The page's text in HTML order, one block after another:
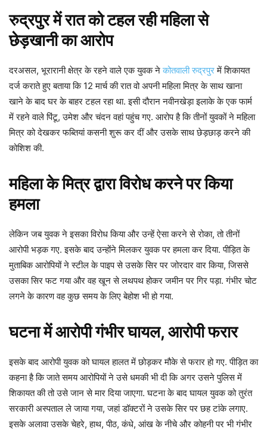
रुद्रपुर में रात को टहल रही महिला से
छेड़खानी का आरोप
दरअसल, भूरारानी क्षेत्र के रहने वाले एक युवक नेकोतवाली रुद्रपुरमें शिकायत
दर्ज कराते हुए बताया कि 12 मार्च की रात वो अपनी महिला मित्र के साथ खाना
खाने के बाद घर के बाहर टहल रहा था. इसी दौरान नवीनखेड़ा इलाके के एक फार्म
में रहने वाले पिंटू, उमेश और चंदन वहां पहुंच गए. आरोप है कि तीनों युवकों ने महिला
मित्र को देखकर फब्तियां कसनी शुरू कर दीं और उसके साथ छेड़छाड़ करने की
कोशिश की.
महिला के मित्र द्वारा विरोध करने पर किया
हमला
लेकिन जब युवक ने इसका विरोध किया और उन्हें ऐसा करने से रोका, तो तीनों
आरोपी भड़क गए. इसके बाद उन्होंने मिलकर युवक पर हमला कर दिया. पीड़ित के
मुताबिक आरोपियों ने स्टील के पाइप से उसके सिर पर जोरदार वार किया, जिससे
उसका सिर फट गया और वह खून से लथपथ होकर जमीन पर गिर पड़ा. गंभीर चोट
लगने के कारण वह कुछ समय के लिए बेहोश भी हो गया.
घटना में आरोपी गंभीर घायल, आरोपी फरार
इसके बाद आरोपी युवक को घायल हालत में छोड़कर मौके से फरार हो गए. पीड़ित का
कहना है कि जाते समय आरोपियों ने उसे धमकी भी दी कि अगर उसने पुलिस में
शिकायत की तो उसे जान से मार दिया जाएगा. घटना के बाद घायल युवक को तुरंत
सरकारी अस्पताल ले जाया गया, जहां डॉक्टरों ने उसके सिर पर छह टांके लगाए.
इसके अलावा उसके चेहरे, हाथ, पीठ, कंधे, आंख के नीचे और कोहनी पर भी गंभीर